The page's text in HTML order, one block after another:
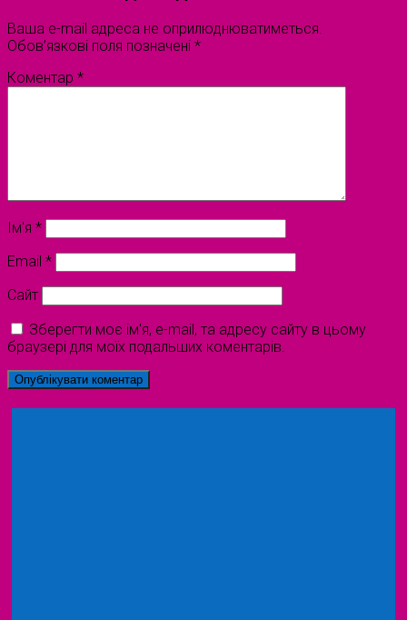
Ваша e-mail адреса не оприлюднюватиметься.
Обов’язкові поля позначені *
Коментар *
Ім'я *
Email *
Сайт
Зберегти моє ім'я, e-mail, та адресу сайту в цьому
браузері для моїх подальших коментарів.